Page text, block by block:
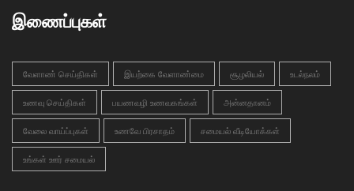
இணைப்புகள்
வேளாண் செய்திகள் இயற்கை வேளாண்மை சூழலியல் உடல்நலம்
உணவு செய்திகள் பயணவழி உணவகங்கள் அன்னதானம்
வேலை வாய்ப்புகள் உணவே பிரசாதம் சமையல் வீடியோக்கள்
உங்கள் ஊர் சமையல்